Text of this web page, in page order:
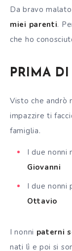
Da bravo
miei parenti.
che ho
PRIMA
Visto che andrò
impazzire ti
famiglia.
I due nonni
Giovanni
I due nonni
Ottavio
I nonni paterni
nati lì e poi si